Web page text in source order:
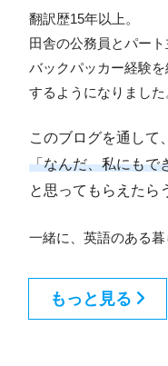
翻訳歴15年以上。
田舎の公務員とパート
バックパッカー経験
するようになりました
このブログを通して、
「なんだ、私にもで
と思ってもらえたら
一緒に、英語のある暮
もっと見る